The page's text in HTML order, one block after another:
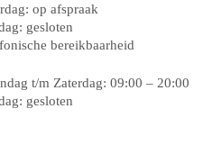
op afspraak
gesloten
bereikbaarheid
t/m Zaterdag: 09:00 – 20:00
gesloten